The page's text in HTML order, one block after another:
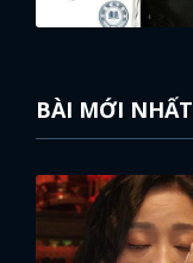
BÀI MỚI NHẤT